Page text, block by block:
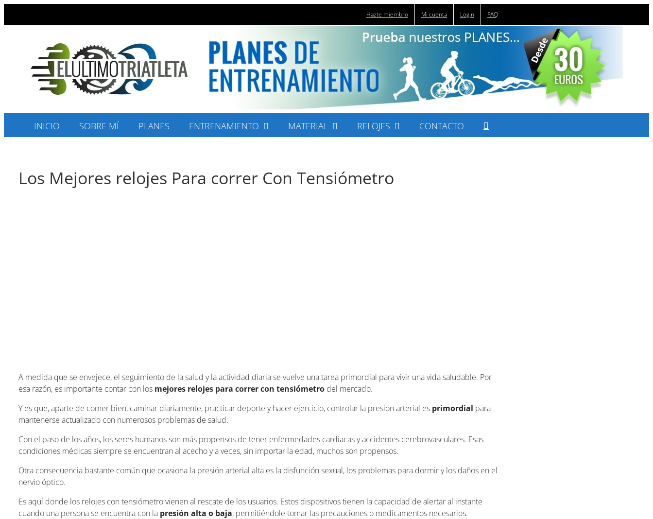
Hazte miembro Mi cuenta Login FAQ
INICIO SOBRE MÍ PLANES ENTRENAMIENTO MATERIAL RELOJES CONTACTO
Los Mejores relojes Para correr Con Tensiómetro
A medida que se envejece, el seguimiento de la salud y la actividad diaria se vuelve una tarea primordial para vivir una vida saludable. Por
esa razón, es importante contar con los mejores relojes para correr con tensiómetro del mercado.
Y es que, aparte de comer bien, caminar diariamente, practicar deporte y hacer ejercicio, controlar la presión arterial es primordial para
mantenerse actualizado con numerosos problemas de salud.
Con el paso de los años, los seres humanos son más propensos de tener enfermedades cardiacas y accidentes cerebrovasculares. Esas
condiciones médicas siempre se encuentran al acecho y a veces, sin importar la edad, muchos son propensos.
Otra consecuencia bastante común que ocasiona la presión arterial alta es la disfunción sexual, los problemas para dormir y los daños en el
nervio óptico.
Es aquí donde los relojes con tensiómetro vienen al rescate de los usuarios. Estos dispositivos tienen la capacidad de alertar al instante
cuando una persona se encuentra con la presión alta o baja, permitiéndole tomar las precauciones o medicamentos necesarios.